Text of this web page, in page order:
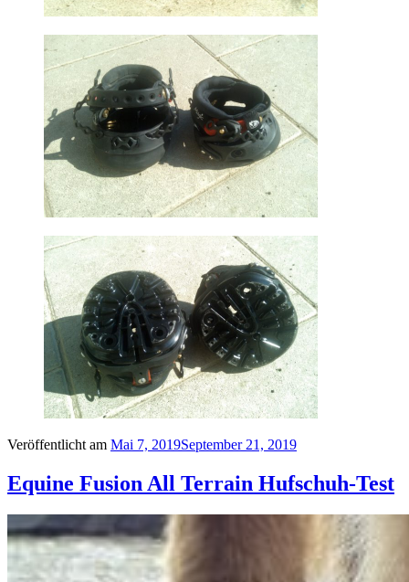
Veröffentlicht am Mai 7, 2019September 21, 2019
Equine Fusion All Terrain Hufschuh-Test